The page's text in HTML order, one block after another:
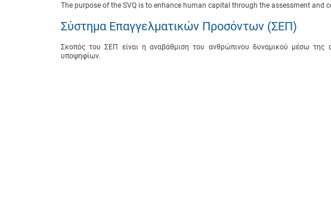
The purpose of the SVQ is to enhance human capital through the assessment and
Σύστημα Επαγγελματικών Προσόντων (ΣΕΠ)
Σκοπός του ΣΕΠ είναι η αναβάθμιση του ανθρώπινου δυναμικού μέσω της
υποψηφίων.